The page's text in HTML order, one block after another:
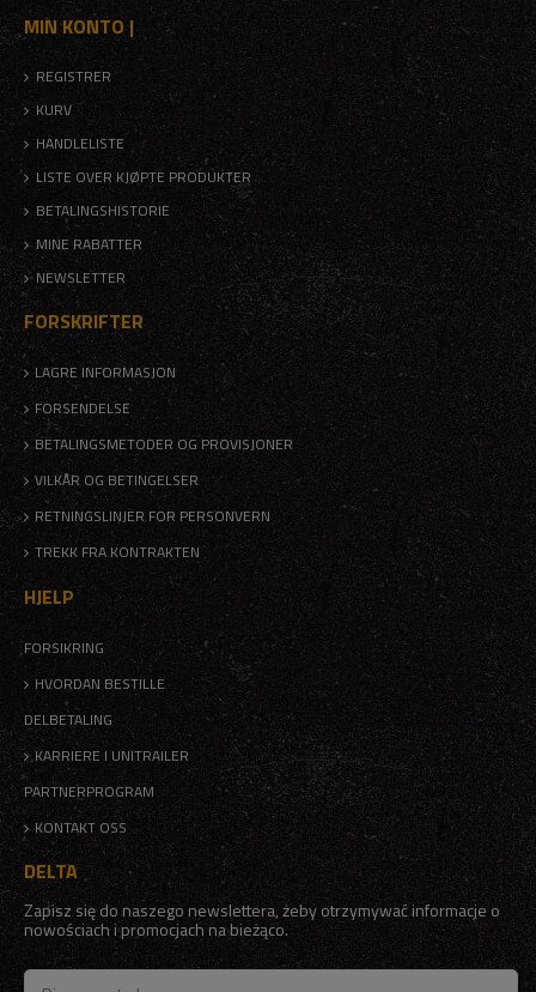
MIN KONTO |
REGISTRER
KURV
HANDLELISTE
LISTE OVER KJØPTE PRODUKTER
BETALINGSHISTORIE
MINE RABATTER
NEWSLETTER
FORSKRIFTER
LAGRE INFORMASJON
FORSENDELSE
BETALINGSMETODER OG PROVISJONER
VILKÅR OG BETINGELSER
RETNINGSLINJER FOR PERSONVERN
TREKK FRA KONTRAKTEN
HJELP
FORSIKRING
HVORDAN BESTILLE
DELBETALING
KARRIERE I UNITRAILER
PARTNERPROGRAM
KONTAKT OSS
DELTA
Zapisz się do naszego newslettera, żeby otrzymywać informacje o
nowościach i promocjach na bieżąco.